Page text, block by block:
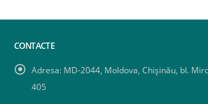
CONTACTE
Adresa: MD-2044, Moldova, Chișinău, bl.
405